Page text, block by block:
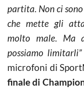
partita. Non ci
che mette gli
molto male. Ma
possiamo limitarli”
microfoni di
finale di